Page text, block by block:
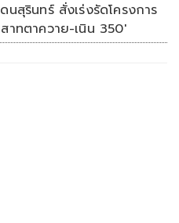
สุรินทร์ สั่งเร่งรัดโครงการ
าทตาควาย-เนิน 350'